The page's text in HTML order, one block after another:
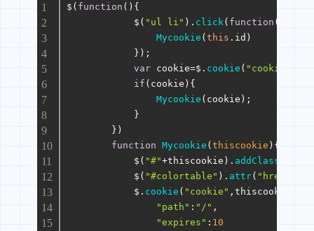
$( function ( ){
            $(
"ul li" ). click ( function (
Mycookie (this . id )
            });
var cookie=$. cookie ( "cookie"
if (cookie){
Mycookie (cookie);
            }
        })
function
Mycookie (thiscookie ){
            $(
"#"+thiscookie). addClass
            $(
"#colortable" ). attr( "href"
            $.
cookie ( "cookie" ,thiscookie,{
"path" : "/" ,
"expires" : 10